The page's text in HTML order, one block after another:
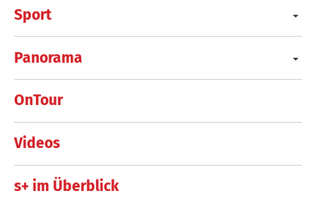
Sport
Panorama
OnTour
Videos
s+ im Überblick